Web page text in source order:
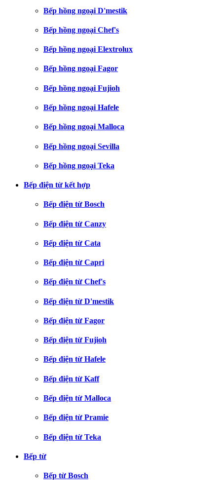
Bếp hồng ngoại D'mestik
Bếp hồng ngoại Chef's
Bếp hồng ngoại Elextrolux
Bếp hồng ngoại Fagor
Bếp hồng ngoại Fujioh
Bếp hồng ngoại Hafele
Bếp hồng ngoại Malloca
Bếp hồng ngoại Sevilla
Bếp hồng ngoại Teka
Bếp điện từ kết hợp
Bếp điện từ Bosch
Bếp điện từ Canzy
Bếp điện từ Cata
Bếp điện từ Capri
Bếp điện từ Chef's
Bếp điện từ D'mestik
Bếp điện từ Fagor
Bếp điện từ Fujioh
Bếp điện từ Hafele
Bếp điện từ Kaff
Bếp điện từ Malloca
Bếp điện từ Pramie
Bếp điện từ Teka
Bếp từ
Bếp từ Bosch